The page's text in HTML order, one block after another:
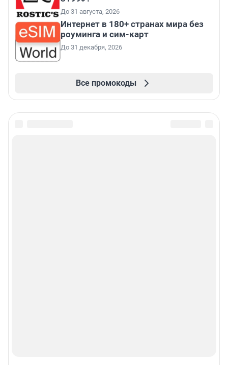
До 31 августа, 2026
Интернет в 180+ странах мира без
роуминга и сим-карт
До 31 декабря, 2026
Все промокоды